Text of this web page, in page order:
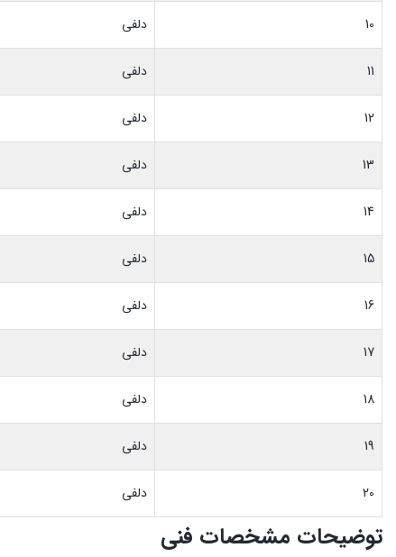
10 دلفی
11 دلفی
12 دلفی
13 دلفی
14 دلفی
15 دلفی
16 دلفی
17 دلفی
18 دلفی
19 دلفی
20 دلفی
توضیحات مشخصات فنی